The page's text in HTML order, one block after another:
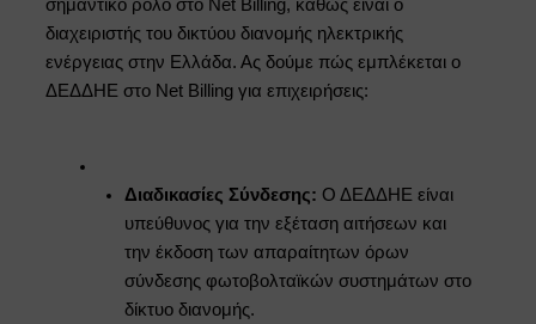
σημαντικό ρόλο στο Net Billing, καθώς είναι ο
διαχειριστής του δικτύου διανομής ηλεκτρικής
ενέργειας στην Ελλάδα. Ας δούμε πώς εμπλέκεται ο
ΔΕΔΔΗΕ στο Net Billing για επιχειρήσεις:
Διαδικασίες Σύνδεσης: Ο ΔΕΔΔΗΕ είναι
υπεύθυνος για την εξέταση αιτήσεων και
την έκδοση των απαραίτητων όρων
σύνδεσης φωτοβολταϊκών συστημάτων στο
δίκτυο διανομής.